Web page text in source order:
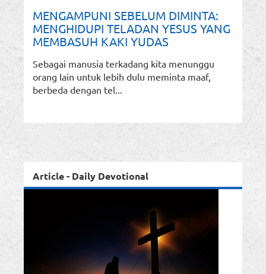
MENGAMPUNI SEBELUM DIMINTA:
MENGHIDUPI TELADAN YESUS YANG
MEMBASUH KAKI YUDAS
Sebagai manusia terkadang kita menunggu
orang lain untuk lebih dulu meminta maaf,
berbeda dengan tel...
Article - Daily Devotional